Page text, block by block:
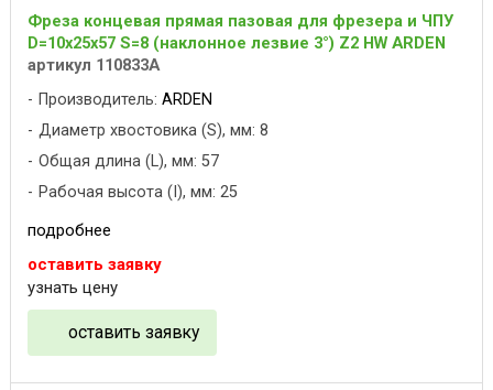
Фреза концевая прямая пазовая для фрезера и ЧПУ
D=10x25x57 S=8 (наклонное лезвие 3°) Z2 HW ARDEN
артикул 110833A
Производитель: ARDEN
Диаметр хвостовика (S), мм: 8
Общая длина (L), мм: 57
Рабочая высота (I), мм: 25
подробнее
оставить заявку
узнать цену
оставить заявку